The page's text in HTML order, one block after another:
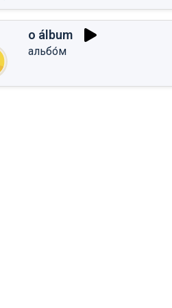
o álbum
альбо́м